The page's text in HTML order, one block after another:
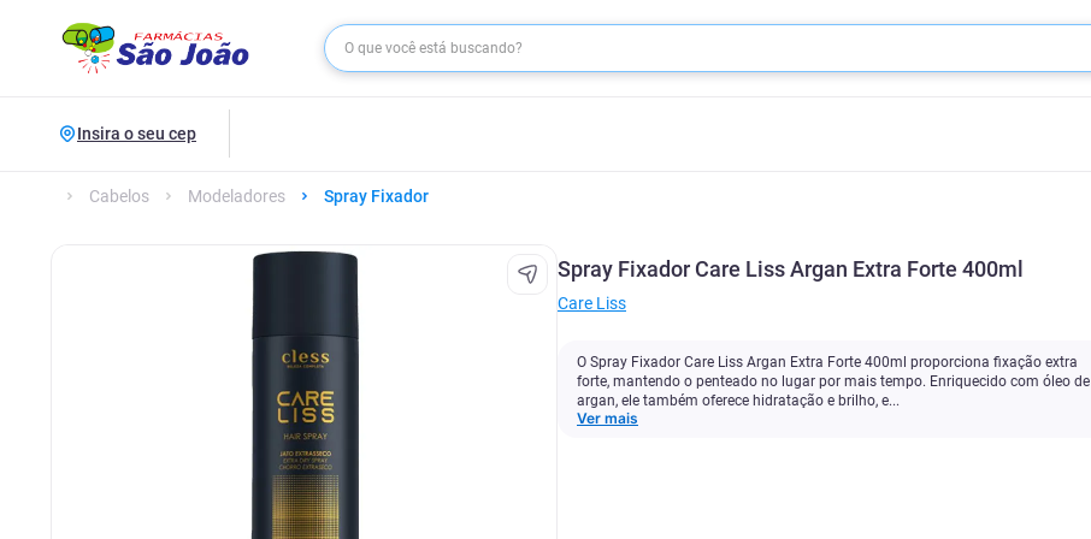
Insira o seu cep
Cabelos Modeladores Spray Fixador
Spray Fixador Care Liss Argan Extra Forte 400ml
Care Liss
O Spray Fixador Care Liss Argan Extra Forte 400ml proporciona fixação extra
forte, mantendo o penteado no lugar por mais tempo. Enriquecido com óleo de
argan, ele também oferece hidratação e brilho, e...
Ver mais